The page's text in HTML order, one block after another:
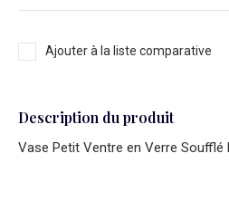
Ajouter à la liste comparative
Description du produit
Vase Petit Ventre en Verre Soufflé